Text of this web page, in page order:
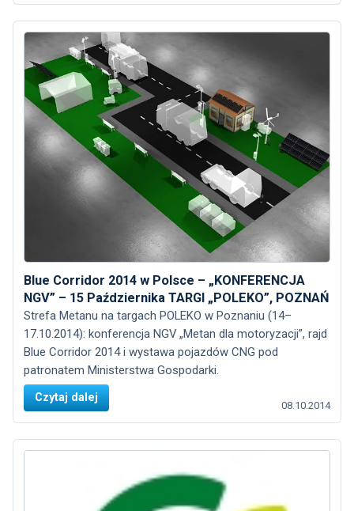
Blue Corridor 2014 w Polsce – „KONFERENCJA
NGV” – 15 Października TARGI „POLEKO”, POZNAŃ
Strefa Metanu na targach POLEKO w Poznaniu (14–
17.10.2014): konferencja NGV „Metan dla motoryzacji”, rajd
Blue Corridor 2014 i wystawa pojazdów CNG pod
patronatem Ministerstwa Gospodarki.
Czytaj dalej
08.10.2014